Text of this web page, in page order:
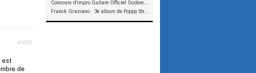
Concours d'impro Guitare Officiel Ocobre 2015 - Christophe Godin
Franck Graziano : 3e album de Poppy Street en précommande
#9007
est
de